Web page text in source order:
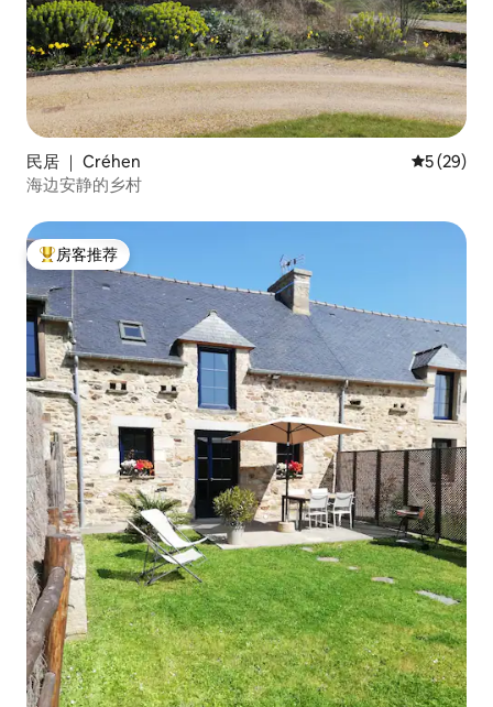
民居 ｜ Créhen 平均评分
5 (29)
海边安静的乡村
热门「房客推荐」
房客推荐